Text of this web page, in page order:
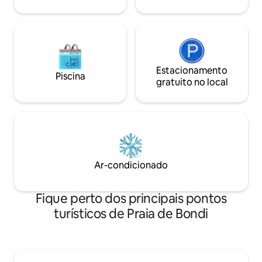
chegar a pé. Há cafés e bares
rotas de ônibus que estão a 300 metros
Estacionamento na rua está disponível,
mas é bastante caro. O estacionamento
na praia pode ser organizado para
Piscina
Estacionamento
gratuito no local
Ar-condicionado
Fique perto dos principais pontos
turísticos de Praia de Bondi